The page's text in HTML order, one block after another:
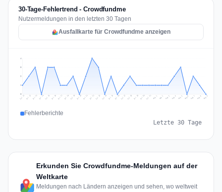
30-Tage-Fehlertrend - Crowdfundme
Nutzermeldungen in den letzten 30 Tagen
Ausfallkarte für Crowdfundme anzeigen
1
2
3
4
Jul 11 Jul 12 Jul 13 Jul 14 Jul 15 Jul 16 Jul 17 Jul 18 Jul 19 Jul 20 Jul 21 Jul 22 Jul 23 Jul 24 Jul 25 Jul 26 Jul 27 Jul 28 Jul 29 Jul 30 Jul 31 Aug 1 Aug 2 Aug 3 Aug 4 Aug 5 Aug 6 Aug 7 Aug 8 Aug 9
Fehlerberichte
Letzte 30 Tage
Erkunden Sie Crowdfundme-Meldungen auf der
Weltkarte
Meldungen nach Ländern anzeigen und sehen, wo weltweit